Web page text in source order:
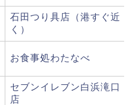
石田つり具店（港すぐ近
く）
お食事処わたなべ
セブンイレブン白浜滝口
店